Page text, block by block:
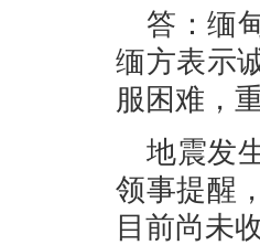
答：缅
缅方表示
服困难，
地震发
领事提醒
目前尚未